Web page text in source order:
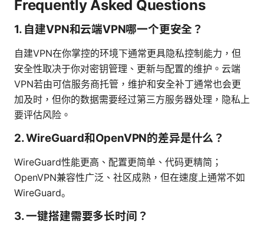
Frequently Asked Questions
1. 自建VPN和云端VPN哪一个更安全？
自建VPN在你掌控的环境下通常更具隐私控制能力，但
安全性取决于你对密钥管理、更新与配置的维护。云端
VPN若由可信服务商托管，维护和安全补丁通常也会更
加及时，但你的数据需要经过第三方服务器处理，隐私上
要评估风险。
2. WireGuard和OpenVPN的差异是什么？
WireGuard性能更高、配置更简单、代码更精简；
OpenVPN兼容性广泛、社区成熟，但在速度上通常不如
WireGuard。
3. 一键搭建需要多长时间？